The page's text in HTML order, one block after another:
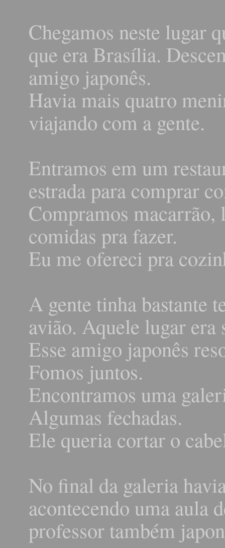
Chegamos neste lugar
que era Brasília.
amigo japonês.
Havia mais quatro
viajando com a gente.
Entramos em um
estrada para comprar
Compramos
comidas pra fazer.
Eu me ofereci pra
A gente tinha bastante
avião. Aquele lugar era
Esse amigo japonês
Fomos juntos.
Encontramos uma
Algumas fechadas.
Ele queria cortar o
No final da galeria
acontecendo uma aula
professor também